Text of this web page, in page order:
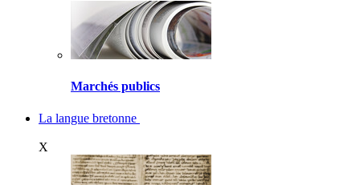
Marchés publics
La langue bretonne
X